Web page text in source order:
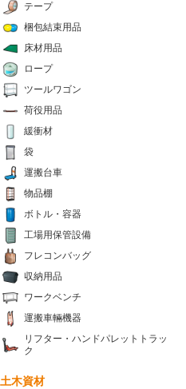
テープ
梱包結束用品
床材用品
ロープ
ツールワゴン
荷役用品
緩衝材
袋
運搬台車
物品棚
ボトル・容器
工場用保管設備
フレコンバッグ
収納用品
ワークベンチ
運搬車輛機器
リフター・ハンドパレットトラッ
ク
土木資材